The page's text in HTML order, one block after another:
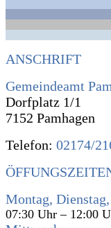
ANSCHRIFT
Gemeindeamt
Dorfplatz 1/1
7152 Pamhagen
Telefon: 02174/
Montag,
07:30 Uhr – 12:00